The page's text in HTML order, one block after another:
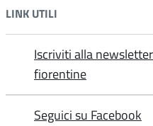
16 – 17 Via Ripa //
17.30 – 19 Sorgane (Via
Sabato
10 – 11.20 Galluzzo
LINK UTILI
Iscriviti alla
fiorentine
Seguici su Facebook